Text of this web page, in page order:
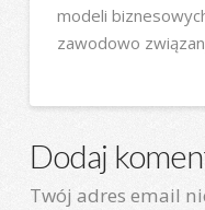
modeli
zawodowo
Dodaj
Twój adres email